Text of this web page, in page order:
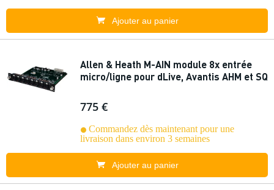
Ajouter au panier
Allen & Heath M-AIN module 8x entrée
micro/ligne pour dLive, Avantis AHM et SQ
775 €
Commandez dès maintenant pour une
livraison dans environ 3 semaines
Ajouter au panier